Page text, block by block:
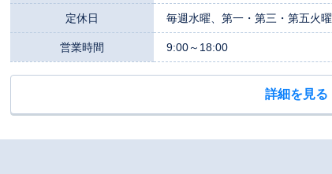
定休日 毎週水曜、第一・第三・第五火曜
営業時間 9:00～18:00
詳細を見る